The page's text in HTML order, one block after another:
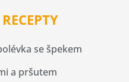
se špekem
a pršutem